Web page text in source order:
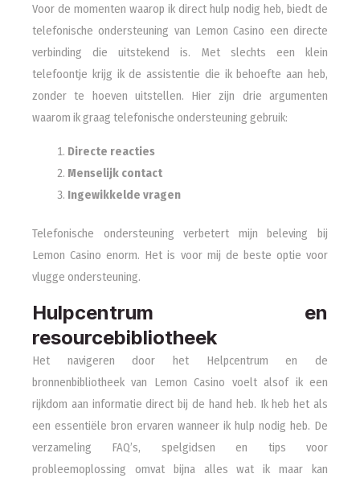
Voor de momenten waarop ik direct hulp nodig heb, biedt de
telefonische ondersteuning van Lemon Casino een directe
verbinding die uitstekend is. Met slechts een klein
telefoontje krijg ik de assistentie die ik behoefte aan heb,
zonder te hoeven uitstellen. Hier zijn drie argumenten
waarom ik graag telefonische ondersteuning gebruik:
Directe reacties
Menselijk contact
Ingewikkelde vragen
Telefonische ondersteuning verbetert mijn beleving bij
Lemon Casino enorm. Het is voor mij de beste optie voor
vlugge ondersteuning.
Hulpcentrum en
resourcebibliotheek
Het navigeren door het Helpcentrum en de
bronnenbibliotheek van Lemon Casino voelt alsof ik een
rijkdom aan informatie direct bij de hand heb. Ik heb het als
een essentiële bron ervaren wanneer ik hulp nodig heb. De
verzameling FAQ’s, spelgidsen en tips voor
probleemoplossing omvat bijna alles wat ik maar kan